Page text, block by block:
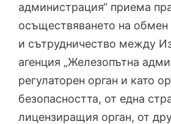
администрация“ приема
осъществяването на
и сътрудничество между
агенция „Железопътна
регулаторен орган и като
безопасността, от една
лицензиращия орган, от